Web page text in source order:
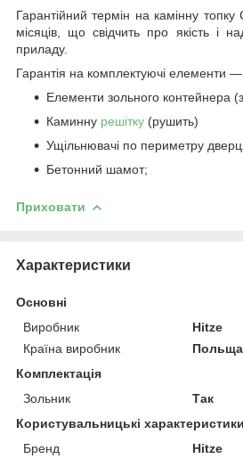
Гарантійний термін на камінну
місяців, що свідчить про якість і
приладу.
Гарантія на комплектуючі елементи —
Елементи зольного контейнера
Каминну решітку (рушить)
Ущільнювачі по периметру
Бетонний шамот;
Приховати
Характеристики
Основні
Виробник
Hitze
Країна виробник
Польща
Комплектація
Зольник
Так
Користувальницькі характеристики
Бренд
Hitze